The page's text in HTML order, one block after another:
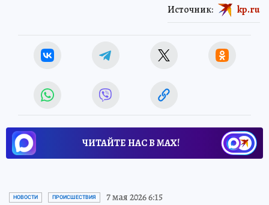
Источник: kp.ru
ЧИТАЙТЕ НАС В МАХ!
НОВОСТИ ПРОИСШЕСТВИЯ 7 мая 2026 6:15